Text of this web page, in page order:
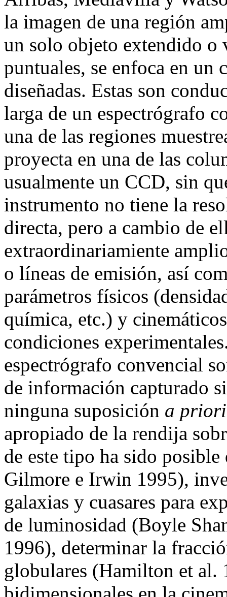
la imagen de una región
un solo objeto extendido o
puntuales, se enfoca en
diseñadas. Estas son
larga de un espectrógrafo
una de las regiones
proyecta en una de las
usualmente un CCD, sin
instrumento no tiene la
directa, pero a cambio de
extraordinariamiente
o líneas de emisión, así
parámetros físicos
química, etc.) y
condiciones
espectrógrafo convencial
de información capturado
ninguna suposición a priori
apropiado de la rendija
de este tipo ha sido
Gilmore e Irwin 1995),
galaxias y cuasares para
de luminosidad (Boyle
1996), determinar la
globulares (Hamilton et al.